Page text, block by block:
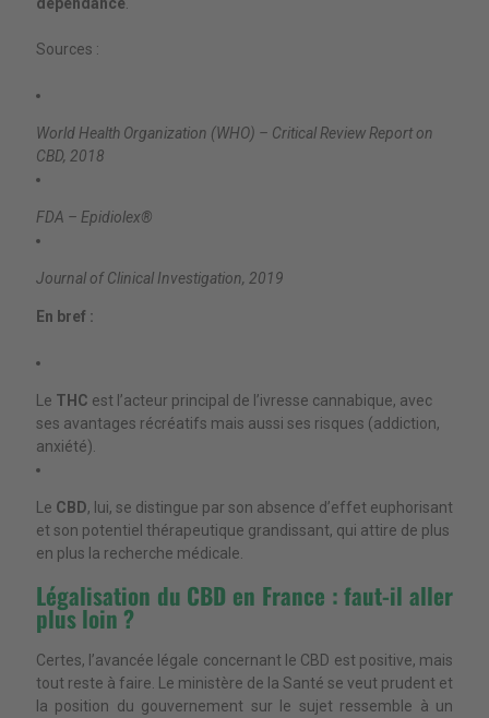
Sources :
World Health Organization (WHO) – Critical Review Report on
CBD, 2018
FDA – Epidiolex®
Journal of Clinical Investigation, 2019
En bref :
Le THC est l’acteur principal de l’ivresse cannabique, avec
ses avantages récréatifs mais aussi ses risques (addiction,
anxiété).
Le CBD, lui, se distingue par son absence d’effet euphorisant
et son potentiel thérapeutique grandissant, qui attire de plus
en plus la recherche médicale.
Légalisation du CBD en France : faut-il aller
plus loin ?
Certes, l’avancée légale concernant le CBD est positive, mais
tout reste à faire. Le ministère de la Santé se veut prudent et
la position du gouvernement sur le sujet ressemble à un